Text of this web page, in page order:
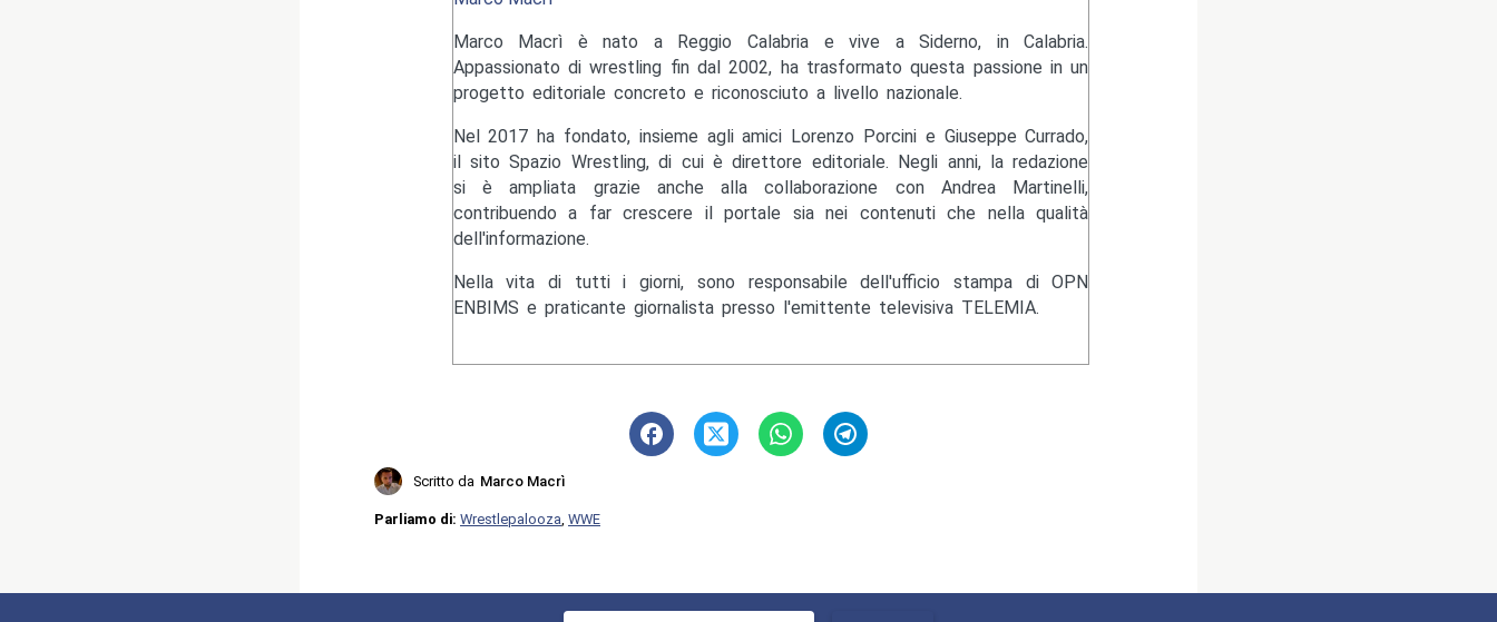
Marco Macrì è nato a Reggio Calabria e vive a Siderno, in Calabria.
Appassionato di wrestling fin dal 2002, ha trasformato questa passione in un
progetto editoriale concreto e riconosciuto a livello nazionale.
Nel 2017 ha fondato, insieme agli amici Lorenzo Porcini e Giuseppe Currado,
il sito Spazio Wrestling, di cui è direttore editoriale. Negli anni, la redazione
si è ampliata grazie anche alla collaborazione con Andrea Martinelli,
contribuendo a far crescere il portale sia nei contenuti che nella qualità
dell'informazione.
Nella vita di tutti i giorni, sono responsabile dell'ufficio stampa di OPN
ENBIMS e praticante giornalista presso l'emittente televisiva TELEMIA.
Scritto da Marco Macrì
Parliamo di: Wrestlepalooza WWE